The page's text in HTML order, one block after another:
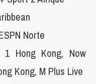
Norte
1 Hong Kong, Now
Kong, M Plus Live